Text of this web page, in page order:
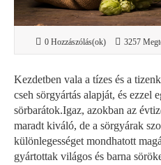
0 Hozzászólás(ok) 3257
Kezdetben vala a tízes és a
cseh sörgyártás alapját, és ezzel
sörbarátok.Igaz, azokban az
maradt kiváló, de a sörgyárak
különlegességet mondhatott
gyártottak világos és barna